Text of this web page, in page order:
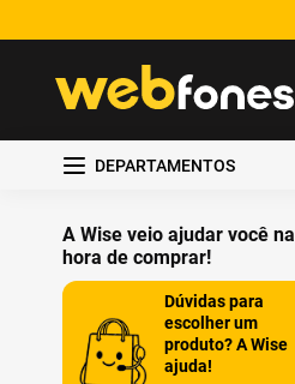
DEPARTAMENTOS
A Wise veio ajudar você na
hora de comprar!
Dúvidas para
escolher um
produto? A Wise
ajuda!